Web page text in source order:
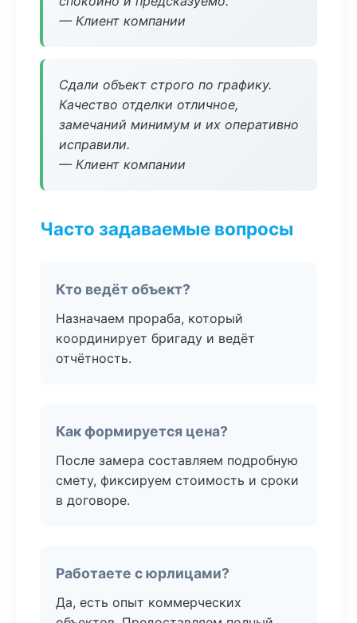
— Клиент компании
Сдали объект строго по графику.
Качество отделки отличное,
замечаний минимум и их оперативно
исправили.
— Клиент компании
Часто задаваемые вопросы
Кто ведёт объект?
Назначаем прораба, который
координирует бригаду и ведёт
отчётность.
Как формируется цена?
После замера составляем подробную
смету, фиксируем стоимость и сроки
в договоре.
Работаете с юрлицами?
Да, есть опыт коммерческих